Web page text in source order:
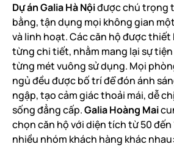
Dự án Galia Hà Nộiđược chú trọng
bằng, tận dụng mọi không gian
và linh hoạt. Các căn hộ được thiết
từng chi tiết, nhằm mang lại sự
từng mét vuông sử dụng. Mọi
ngủ đều được bố trí để đón ánh
ngập, tạo cảm giác thoải mái, dễ
sống đẳng cấp.Galia Hoàng Mai
chọn căn hộ với diện tích từ 50 đến
nhiều nhóm khách hàng khác nhau: